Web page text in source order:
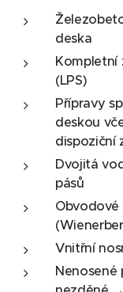
deska
Kompletní
(LPS)
Přípravy
deskou
dispoziční
Dvojitá
pásů
Vnitřní
Nenosené